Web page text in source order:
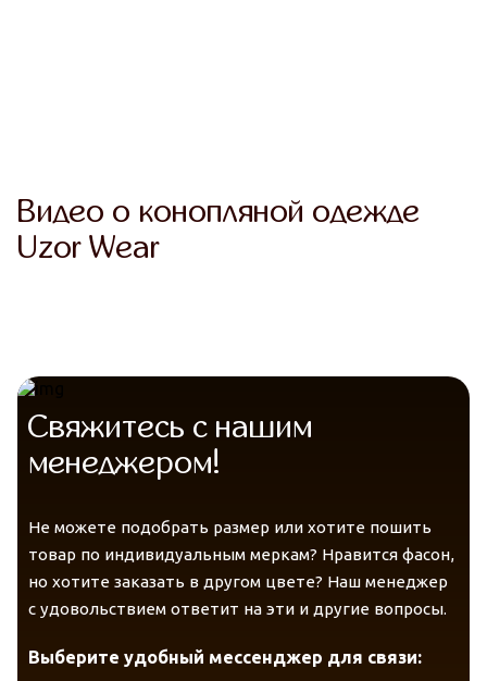
Уверенность
Telegram
VK
Messenger
Max
Видео о конопляной одежде
Uzor Wear
Свяжитесь с нашим
менеджером!
Не можете подобрать размер или хотите пошить
товар по индивидуальным меркам? Нравится фасон,
но хотите заказать в другом цвете? Наш менеджер
с удовольствием ответит на эти и другие вопросы.
Выберите удобный мессенджер для связи: